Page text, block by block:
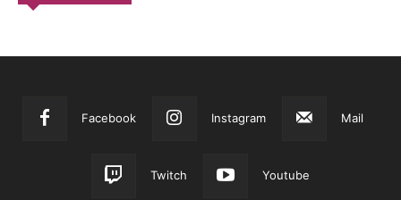
Facebook Instagram Mail
Twitch Youtube